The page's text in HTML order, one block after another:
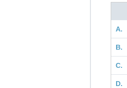
A.
B.
C.
D.